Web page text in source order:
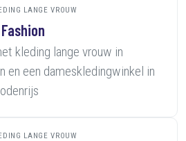
LANGE VROUW
kleding lange vrouw in
en een dameskledingwinkel in
LANGE VROUW